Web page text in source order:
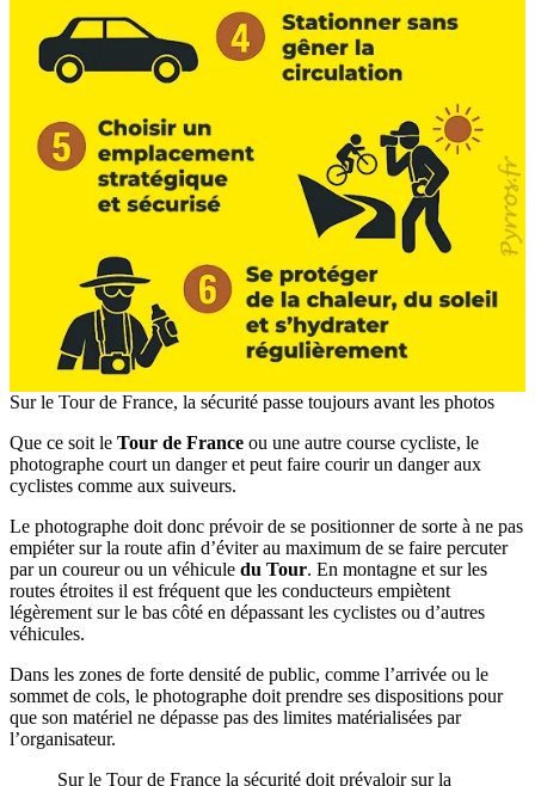
Sur le Tour de France, la sécurité passe toujours avant les photos
Que ce soit le Tour de France ou une autre course cycliste, le
photographe court un danger et peut faire courir un danger aux
cyclistes comme aux suiveurs.
Le photographe doit donc prévoir de se positionner de sorte à ne pas
empiéter sur la route afin d’éviter au maximum de se faire percuter
par un coureur ou un véhicule du Tour. En montagne et sur les
routes étroites il est fréquent que les conducteurs empiètent
légèrement sur le bas côté en dépassant les cyclistes ou d’autres
véhicules.
Dans les zones de forte densité de public, comme l’arrivée ou le
sommet de cols, le photographe doit prendre ses dispositions pour
que son matériel ne dépasse pas des limites matérialisées par
l’organisateur.
Sur le Tour de France la sécurité doit prévaloir sur la